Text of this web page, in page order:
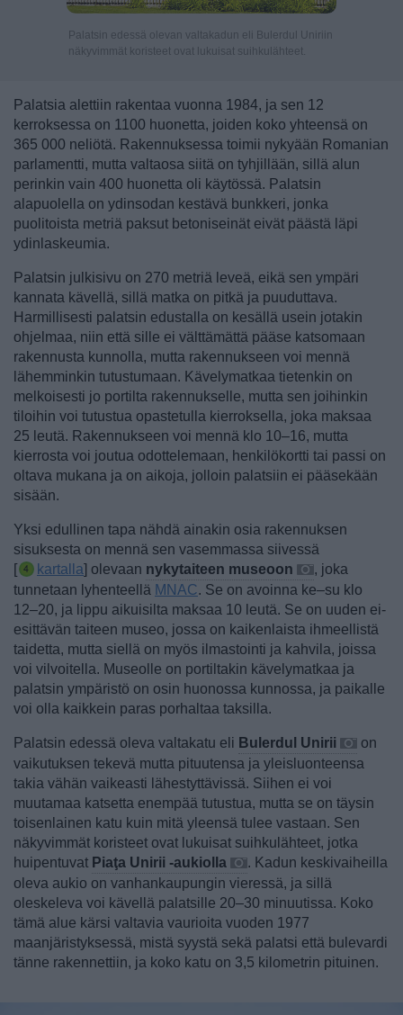
Palatsin edessä olevan valtakadun eli Bulerdul Uniriin
näkyvimmät koristeet ovat lukuisat suihkulähteet.
Palatsia alettiin rakentaa vuonna 1984, ja sen 12
kerroksessa on 1100 huonetta, joiden koko yhteensä on
365 000 neliötä. Rakennuksessa toimii nykyään Romanian
parlamentti, mutta valtaosa siitä on tyhjillään, sillä alun
perinkin vain 400 huonetta oli käytössä. Palatsin
alapuolella on ydinsodan kestävä bunkkeri, jonka
puolitoista metriä paksut betoniseinät eivät päästä läpi
ydinlaskeumia.
Palatsin julkisivu on 270 metriä leveä, eikä sen ympäri
kannata kävellä, sillä matka on pitkä ja puuduttava.
Harmillisesti palatsin edustalla on kesällä usein jotakin
ohjelmaa, niin että sille ei välttämättä pääse katsomaan
rakennusta kunnolla, mutta rakennukseen voi mennä
lähemminkin tutustumaan. Kävelymatkaa tietenkin on
melkoisesti jo portilta rakennukselle, mutta sen joihinkin
tiloihin voi tutustua opastetulla kierroksella, joka maksaa
25 leutä. Rakennukseen voi mennä klo 10–16, mutta
kierrosta voi joutua odottelemaan, henkilökortti tai passi on
oltava mukana ja on aikoja, jolloin palatsiin ei pääsekään
sisään.
Yksi edullinen tapa nähdä ainakin osia rakennuksen
sisuksesta on mennä sen vasemmassa siivessä
[
kartalla] olevaan nykytaiteen museoon
, joka
tunnetaan lyhenteellä MNAC. Se on avoinna ke–su klo
12–20, ja lippu aikuisilta maksaa 10 leutä. Se on uuden ei-
esittävän taiteen museo, jossa on kaikenlaista ihmeellistä
taidetta, mutta siellä on myös ilmastointi ja kahvila, joissa
voi vilvoitella. Museolle on portiltakin kävelymatkaa ja
palatsin ympäristö on osin huonossa kunnossa, ja paikalle
voi olla kaikkein paras porhaltaa taksilla.
Palatsin edessä oleva valtakatu eli Bulerdul Unirii
on
vaikutuksen tekevä mutta pituutensa ja yleisluonteensa
takia vähän vaikeasti lähestyttävissä. Siihen ei voi
muutamaa katsetta enempää tutustua, mutta se on täysin
toisenlainen katu kuin mitä yleensä tulee vastaan. Sen
näkyvimmät koristeet ovat lukuisat suihkulähteet, jotka
huipentuvat Piaţa Unirii -aukiolla
. Kadun keskivaiheilla
oleva aukio on vanhankaupungin vieressä, ja sillä
oleskeleva voi kävellä palatsille 20–30 minuutissa. Koko
tämä alue kärsi valtavia vaurioita vuoden 1977
maanjäristyksessä, mistä syystä sekä palatsi että bulevardi
tänne rakennettiin, ja koko katu on 3,5 kilometrin pituinen.